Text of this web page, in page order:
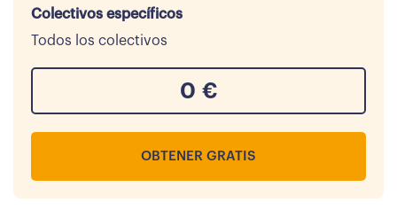
Colectivos específicos
Todos los colectivos
0 €
OBTENER GRATIS